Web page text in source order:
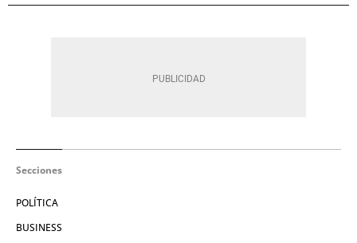
Secciones
POLÍTICA
BUSINESS